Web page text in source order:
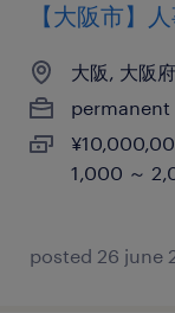
【大阪市】
大阪, 大阪府
permanent
1,000 ～
posted 26 june